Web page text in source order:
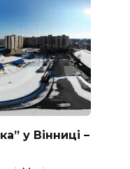
у Вінниці –